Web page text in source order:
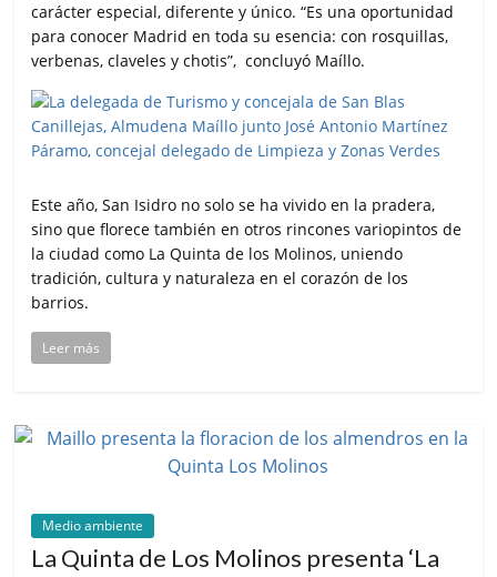
carácter especial, diferente y único. “Es una oportunidad
para conocer Madrid en toda su esencia: con rosquillas,
verbenas, claveles y chotis”, concluyó Maíllo.
Este año, San Isidro no solo se ha vivido en la pradera,
sino que florece también en otros rincones variopintos de
la ciudad como La Quinta de los Molinos, uniendo
tradición, cultura y naturaleza en el corazón de los
barrios.
Leer más
Medio ambiente
La Quinta de Los Molinos presenta ‘La